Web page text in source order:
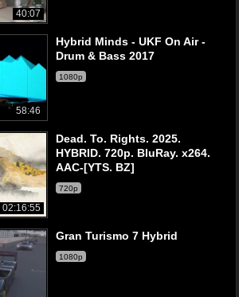
40:07
58:46
Hybrid Minds - UKF On Air -
Drum & Bass 2017
1080p
02:16:55
Dead. To. Rights. 2025.
HYBRID. 720p. BluRay. x264.
AAC-[YTS. BZ]
720p
Gran Turismo 7 Hybrid
1080p